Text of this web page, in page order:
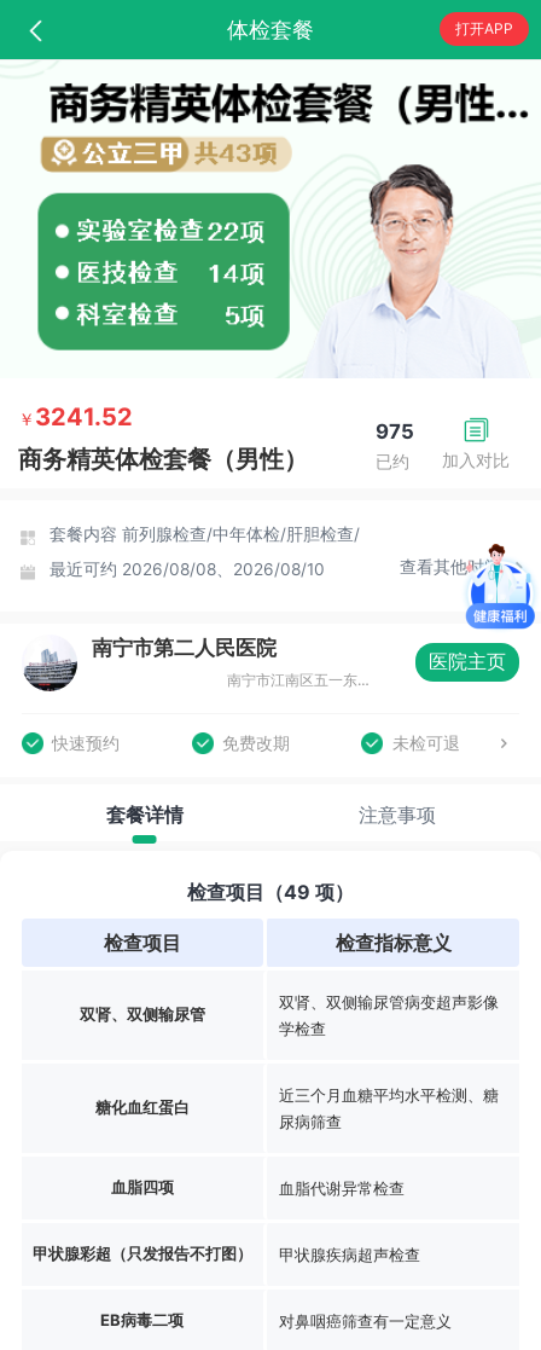
体检套餐 打开APP
加入对比
975
已约
￥ 3241.52
商务精英体检套餐（男性）
套餐内容 前列腺检查/中年体检/肝胆检查/
最近可约 2026/08/08、2026/08/10 查看其他时间
南宁市第二人民医院
南宁市江南区五一东路7号环球国际大酒店6楼
医院主页
快速预约 免费改期 未检可退
套餐详情 注意事项
检查项目（49 项）
检查项目 检查指标意义
双肾、双侧输尿管
双肾、双侧输尿管病变超声影像
学检查
糖化血红蛋白
近三个月血糖平均水平检测、糖
尿病筛查
血脂四项 血脂代谢异常检查
甲状腺彩超（只发报告不打图） 甲状腺疾病超声检查
EB病毒二项 对鼻咽癌筛查有一定意义